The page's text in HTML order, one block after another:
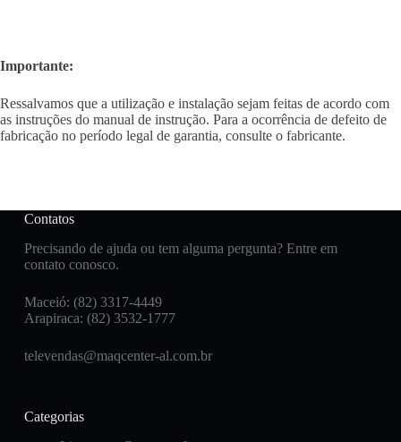
Importante:
Ressalvamos que a utilização e instalação sejam feitas de acordo com
as instruções do manual de instrução. Para a ocorrência de defeito de
fabricação no período legal de garantia, consulte o fabricante.
Contatos
Precisando de ajuda ou tem alguma pergunta? Entre em
contato conosco.
Maceió: (82) 3317-4449
Arapiraca: (82) 3532-1777
televendas@maqcenter-al.com.br
Categorias